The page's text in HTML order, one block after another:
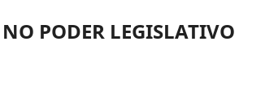
PODER LEGISLATIVO